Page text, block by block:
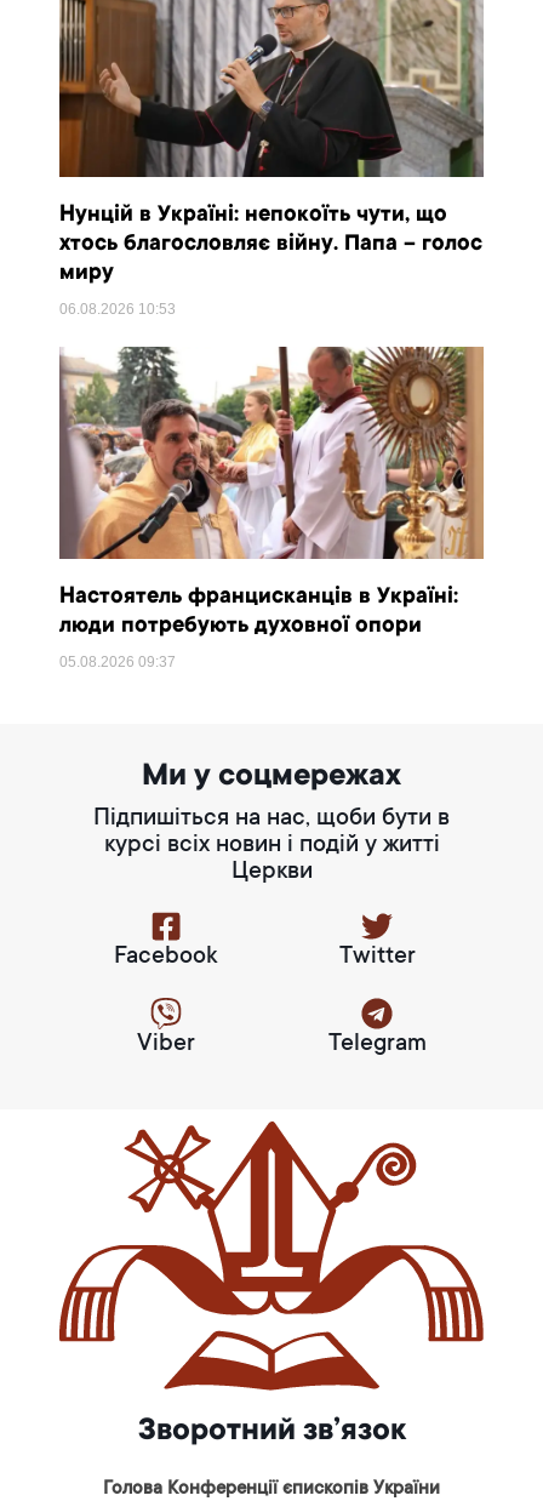
Нунцій в Україні: непокоїть чути, що
хтось благословляє війну. Папа – голос
миру
06.08.2026 10:53
Настоятель францисканців в Україні:
люди потребують духовної опори
05.08.202609:37
Ми у соцмережах
Підпишіться на нас, щоби бути в
курсі всіх новин і подій у житті
Церкви
Facebook Twitter
Viber Telegram
Зворотний зв’язок
Голова Конференції єпископів України